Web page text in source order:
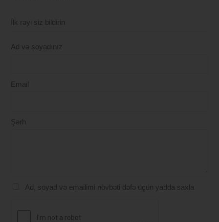
İlk rəyi siz bildirin
Ad və soyadınız
Email
Şərh
Ad, soyad və emailimi növbəti dəfə üçün yadda saxla